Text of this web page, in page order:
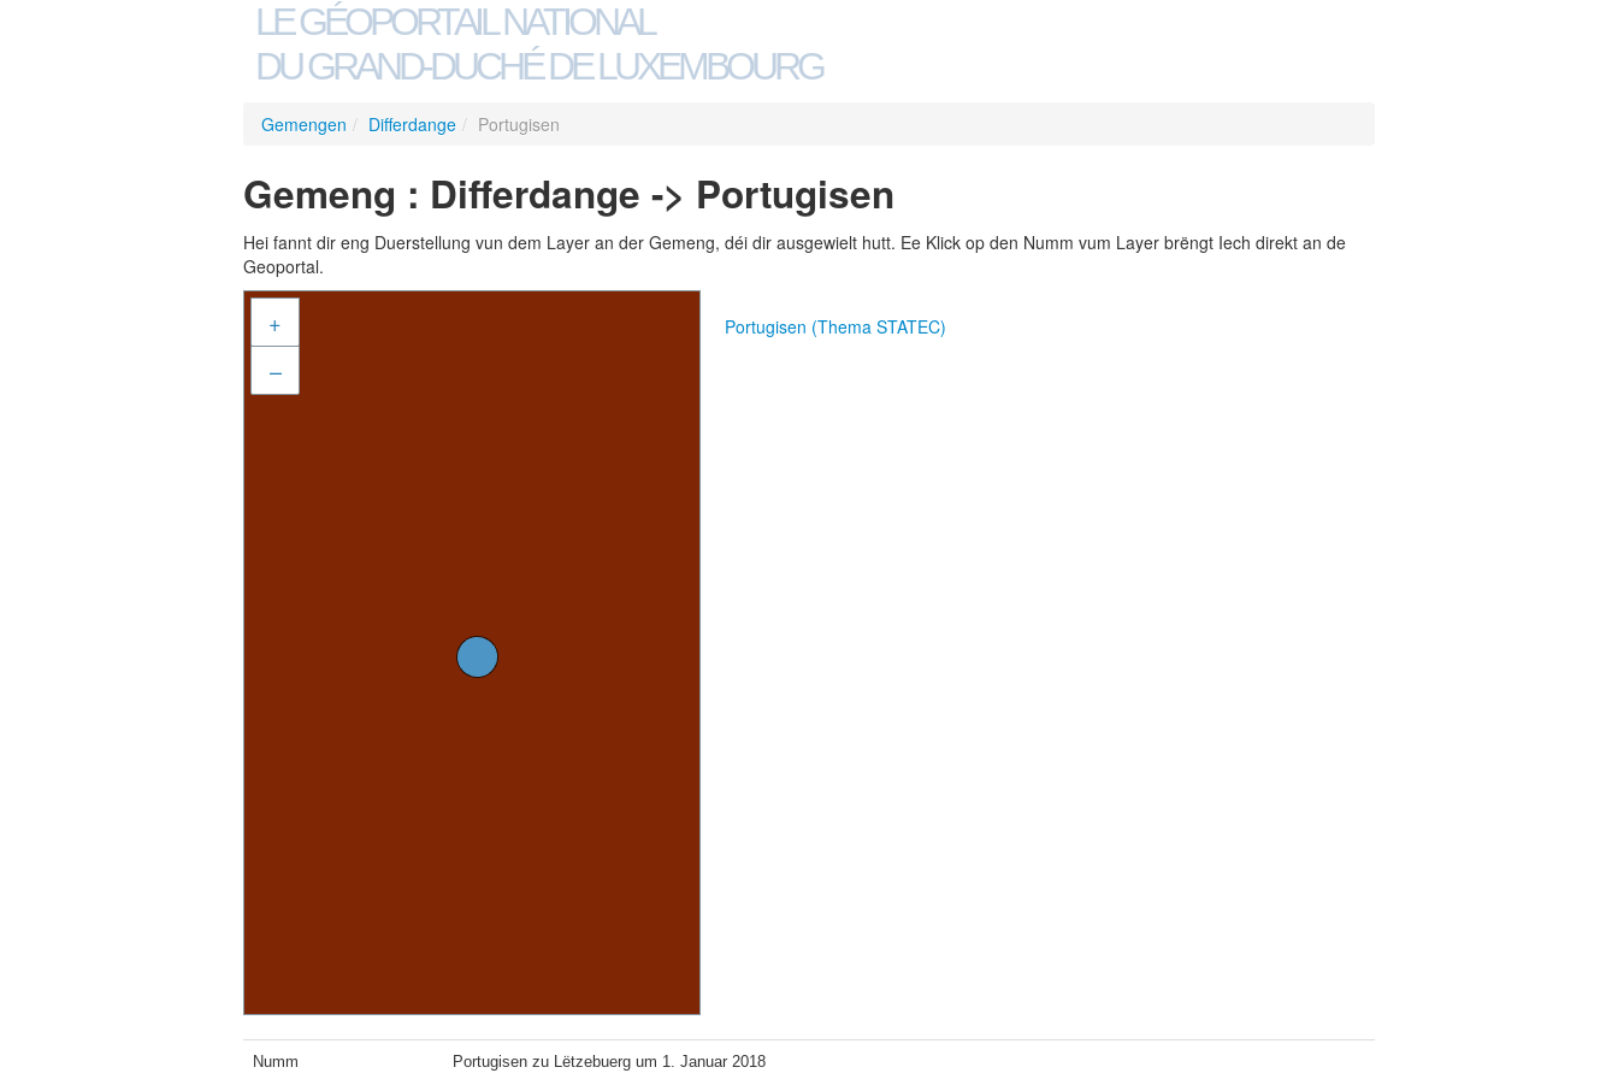
LE GÉOPORTAIL NATIONAL
DU GRAND-DUCHÉ DE LUXEMBOURG
Gemengen / Differdange / Portugisen
Gemeng : Differdange -> Portugisen
Hei fannt dir eng Duerstellung vun dem Layer an der Gemeng, déi dir ausgewielt hutt. Ee Klick op den Numm vum Layer brëngt Iech direkt an de
Geoportal.
+
–
Portugisen (Thema STATEC)
Numm Portugisen zu Lëtzebuerg um 1. Januar 2018